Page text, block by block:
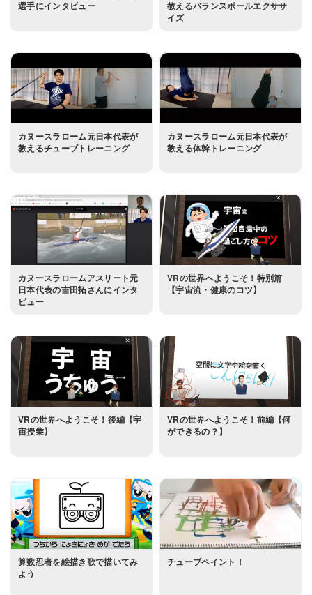
選手にインタビュー
教えるバランスボールエクササ
イズ
カヌースラローム元日本代表が
教えるチューブトレーニング
カヌースラローム元日本代表が
教える体幹トレーニング
カヌースラロームアスリート元
日本代表の吉田拓さんにインタ
ビュー
VRの世界へようこそ！特別篇
【宇宙流・健康のコツ】
VRの世界へようこそ！後編【宇
宙授業】
VRの世界へようこそ！前編【何
ができるの？】
算数忍者を絵描き歌で描いてみ
よう
チューブペイント！